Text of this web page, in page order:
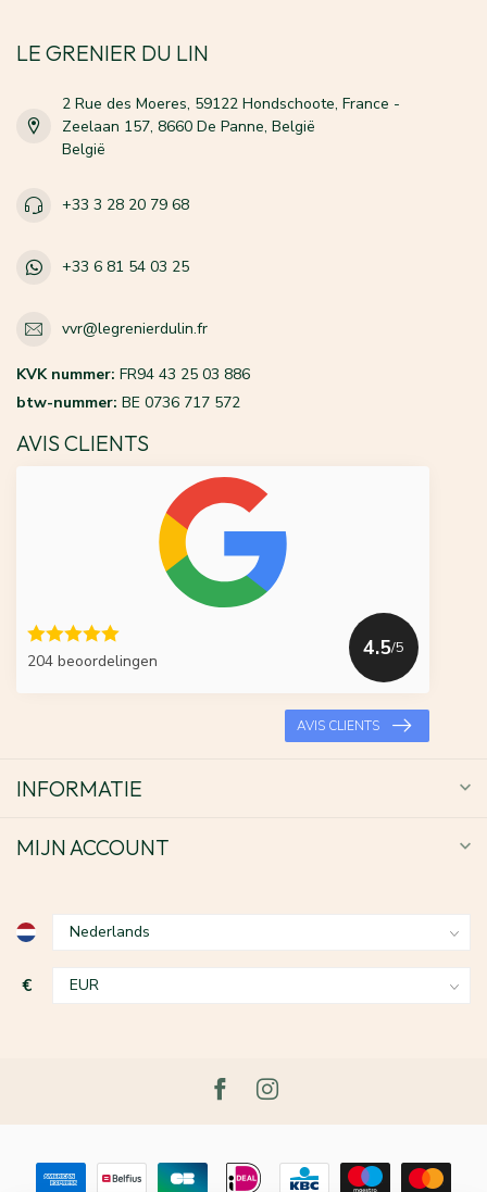
LE GRENIER DU LIN
2 Rue des Moeres, 59122 Hondschoote, France -
Zeelaan 157, 8660 De Panne, België
België
+33 3 28 20 79 68
+33 6 81 54 03 25
vvr@legrenierdulin.fr
KVK nummer: FR94 43 25 03 886
btw-nummer: BE 0736 717 572
AVIS CLIENTS
204 beoordelingen
4.5/5
AVIS CLIENTS
INFORMATIE
MIJN ACCOUNT
€